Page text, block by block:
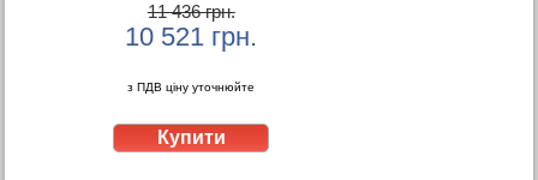
11 436 грн.
10 521 грн.
з ПДВ ціну уточнюйте